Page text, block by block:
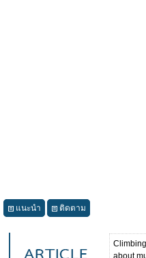
แนะนำ ติดตาม
about